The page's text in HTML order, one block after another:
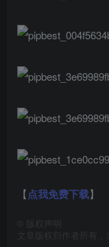
【点我免费下载】
版权声明
文章版权归作者所有，